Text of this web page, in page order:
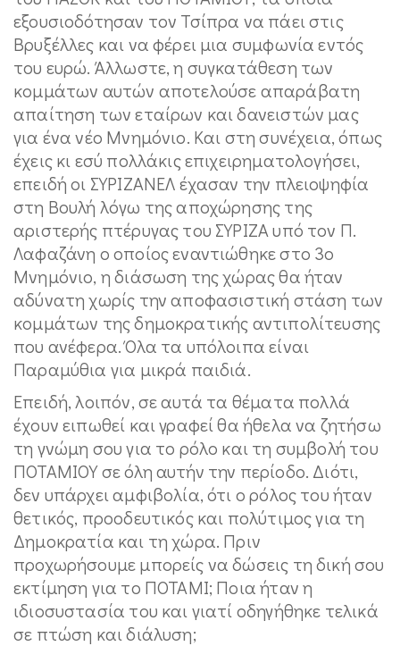
εξουσιοδότησαν τον Τσίπρα να πάει στις
Βρυξέλλες και να φέρει μια συμφωνία εντός
του ευρώ. Άλλωστε, η συγκατάθεση των
κομμάτων αυτών αποτελούσε απαράβατη
απαίτηση των εταίρων και δανειστών μας
για ένα νέο Μνημόνιο. Και στη συνέχεια, όπως
έχεις κι εσύ πολλάκις επιχειρηματολογήσει,
επειδή οι ΣΥΡΙΖΑΝΕΛ έχασαν την πλειοψηφία
στη Βουλή λόγω της αποχώρησης της
αριστερής πτέρυγας του ΣΥΡΙΖΑ υπό τον Π.
Λαφαζάνη ο οποίος εναντιώθηκε στο 3ο
Μνημόνιο, η διάσωση της χώρας θα ήταν
αδύνατη χωρίς την αποφασιστική στάση των
κομμάτων της δημοκρατικής αντιπολίτευσης
που ανέφερα. Όλα τα υπόλοιπα είναι
Παραμύθια για μικρά παιδιά.
Επειδή, λοιπόν, σε αυτά τα θέματα πολλά
έχουν ειπωθεί και γραφεί θα ήθελα να ζητήσω
τη γνώμη σου για το ρόλο και τη συμβολή του
ΠΟΤΑΜΙΟΥ σε όλη αυτήν την περίοδο. Διότι,
δεν υπάρχει αμφιβολία, ότι ο ρόλος του ήταν
θετικός, προοδευτικός και πολύτιμος για τη
Δημοκρατία και τη χώρα. Πριν
προχωρήσουμε μπορείς να δώσεις τη δική σου
εκτίμηση για το ΠΟΤΑΜΙ; Ποια ήταν η
ιδιοσυστασία του και γιατί οδηγήθηκε τελικά
σε πτώση και διάλυση;